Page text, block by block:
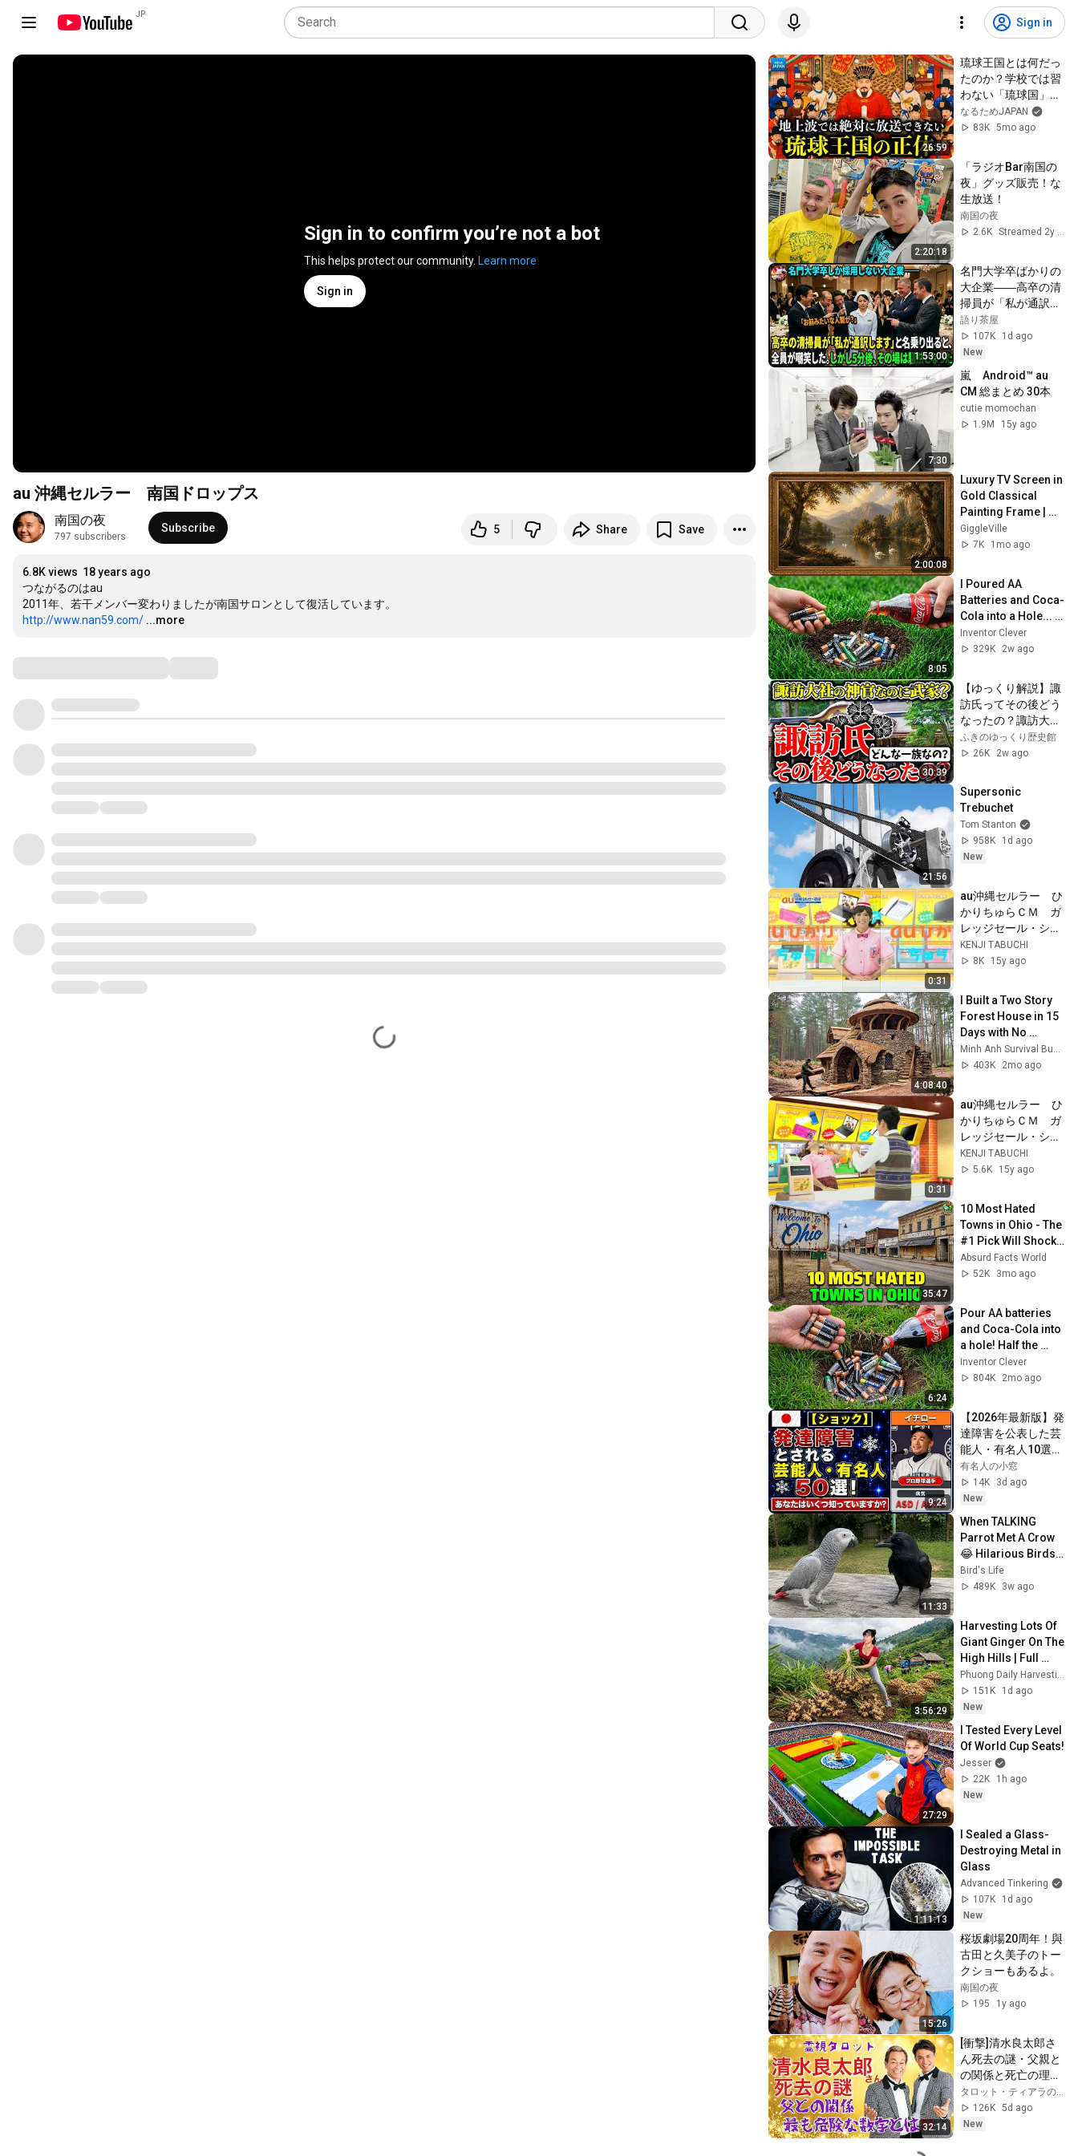
JP
Sign in
Sign in to confirm you’re not a bot
This helps protect our community. Learn more
Sign in
au 沖縄セルラー 南国ドロップス
南国の夜
797 subscribers
Subscribe 5 Share Save
6.8K views 18 years ago
つながるのはau
http://www.nan59.com/ ...more
26:59
琉球王国とは何だっ
たのか？学校では習
わない「琉球国」沖
縄の歴史をわかりや
すく解説
なるためJAPAN
83K 5mo ago
2:20:18
「ラジオBar南国の
夜」グッズ販売！な
生放送！
南国の夜
2.6K
Streamed 2y ago
1:53:00
名門大学卒ばかりの
大企業――高卒の清
掃員が「私が通訳い
たします」と財閥会
長に告げた瞬間、全
員が嘲笑した。しか
し5分後、その場は
静まり返った。#動
エピソード#老後の
物語 #家族の物語
語り茶屋
107K
1d ago
New
7:30
嵐　Android™ au
CM 総まとめ 30本
cutie momochan
1.9M
15y ago
2:00:08
Luxury TV Screen in
Gold Classical
Painting Frame |
Elegant TV
Wallpaper
GiggleVille
7K
1mo ago
8:05
I Poured AA
Batteries and Coca-
Cola into a Hole...
Half the World Will
Be Amazed!
Inventor Clever
329K
2w ago
30:39
【ゆっくり解説】諏
訪氏ってその後どう
なったの？諏訪大社
上社の大祝を務める
家でありながらも武
諏訪氏の歴史を超簡
単に解説
ふきのゆっくり歴史館
26K
2w ago
21:56
Supersonic
Trebuchet
Tom Stanton
958K
1d ago
New
0:31
au沖縄セルラー　ひ
かりちゅらＣＭ　ガ
レッジセール・ショ
ップ篇Ａ
KENJI TABUCHI
8K
15y ago
4:08:40
I Built a Two Story
Forest House in 15
Days with No
Money: Solo
Bushcraft Survival
Minh Anh Survival Bushcraft
403K
2mo ago
0:31
au沖縄セルラー　ひ
かりちゅらＣＭ　ガ
レッジセール・ショ
ップ篇Ｃ
KENJI TABUCHI
5.6K
15y ago
35:47
10 Most Hated
Towns in Ohio - The
#1 Pick Will Shock
You
Absurd Facts World
52K
3mo ago
6:24
Pour AA batteries
and Coca-Cola into
a hole! Half the
world will be
amazed!  Clever
Inventor Clever
804K
2mo ago
9:24
【2026年最新版】発
達障害を公表した芸
能人・有名人10選｜
当事者が語る実体験
有名人の小窓
14K
3d ago
New
11:33
When TALKING
Parrot Met A Crow
😂 Hilarious Birds
Video
Bird's Life
489K
3w ago
3:56:29
Harvesting Lots Of
Giant Ginger On The
High Hills | Full
Truckload for the
Village Market
Phuong Daily Harvesting
151K
1d ago
New
27:29
I Tested Every Level
Of World Cup Seats!
Jesser
22K
1h ago
New
1:11:13
I Sealed a Glass-
Destroying Metal in
Glass
Advanced Tinkering
107K
1d ago
New
15:26
桜坂劇場20周年！與
古田と久美子のトー
クショーもあるよ。
南国の夜
195
1y ago
32:14
[衝撃]清水良太郎さ
ん死去の謎・父親と
の関係と死亡の理由
[危険な数字]
126K 5d ago
New